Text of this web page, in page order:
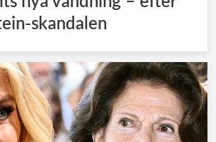
skandalen